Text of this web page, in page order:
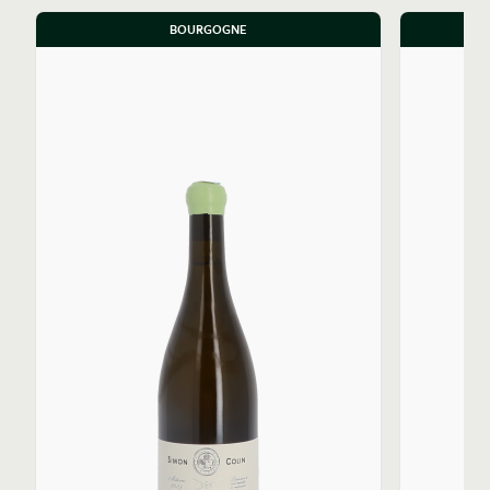
versant nord de la commune. Le domaine cultive
également le Santenay 1er Cru Les Gravières et le
attendue en 2024, tout en s'inspirant de pratiques
biodynamiques. Les rendements sont rigoureusement
contrôlés afin d’assurer une concentration optimale.
Le Chassagne-Montrachet rouge, par exemple,
provient de vieilles vignes de plus de 60 ans, assurant
une qualité intrinsèque élevée.
La vinification chez Simon Colin est pensée pour
exalter l'expression du terroir par une intervention
minimale en cave. Simon Colin privilégie les fûts usagés,
cherchant à mettre en lumière l'identité des parcelles.
Les fermentations alcooliques et malolactiques se
déroulent en fût avec des levures indigènes.
BOURGOGNE